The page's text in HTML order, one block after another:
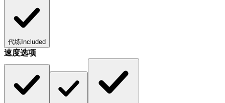
代练Included
速度选项